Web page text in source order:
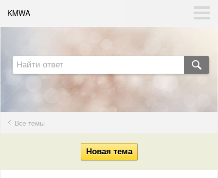
KMWA
Все темы